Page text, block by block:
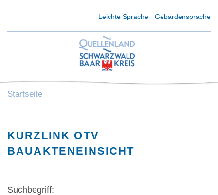
Leichte Sprache Gebärdensprache
Startseite
KURZLINK OTV
BAUAKTENEINSICHT
Suchbegriff: